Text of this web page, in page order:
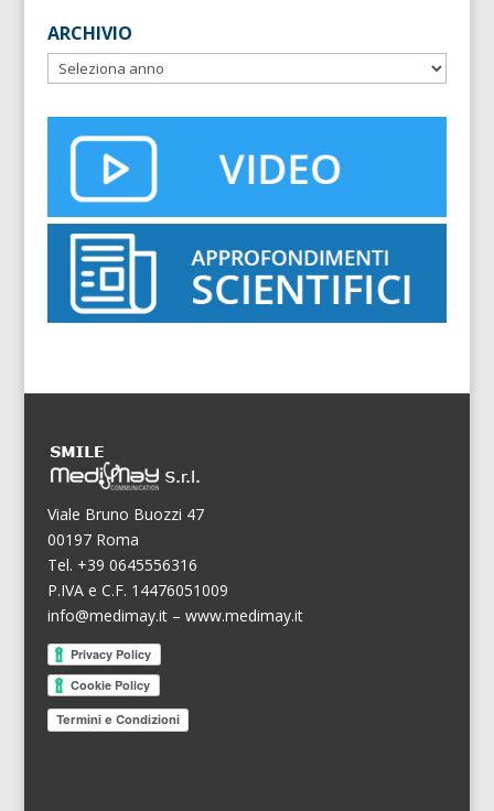
ARCHIVIO
Viale Bruno Buozzi 47
00197 Roma
Tel. +39 0645556316
P.IVA e C.F. 14476051009
info@medimay.it– www.medimay.it
Termini e Condizioni